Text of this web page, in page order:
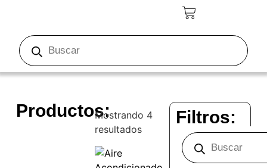
Productos:Mostrando 4
resultados
Filtros: